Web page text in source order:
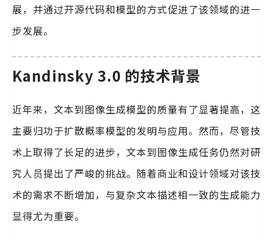
展，并通过开源代码和模型的方式促进了该领域的进一
步发展。
Kandinsky 3.0 的技术背景
近年来，文本到图像生成模型的质量有了显著提高，这
主要归功于扩散概率模型的发明与应用。然而，尽管技
术上取得了长足的进步，文本到图像生成任务仍然对研
究人员提出了严峻的挑战。随着商业和设计领域对该技
术的需求不断增加，与复杂文本描述相一致的生成能力
显得尤为重要。